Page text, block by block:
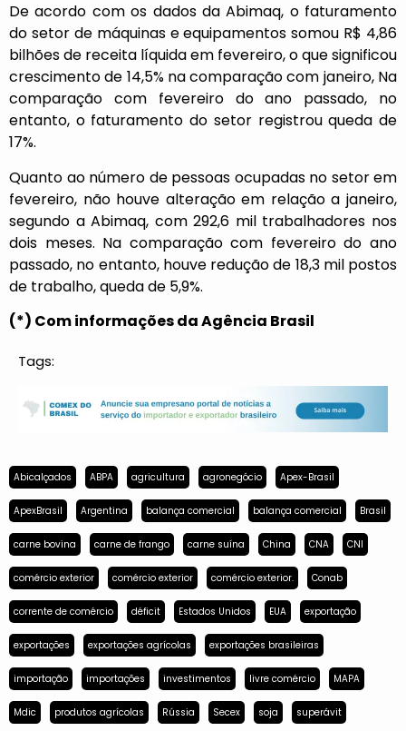
De acordo com os dados da Abimaq, o faturamento
do setor de máquinas e equipamentos somou R$ 4,86
bilhões de receita líquida em fevereiro, o que significou
crescimento de 14,5% na comparação com janeiro, Na
comparação com fevereiro do ano passado, no
entanto, o faturamento do setor registrou queda de
17%.
Quanto ao número de pessoas ocupadas no setor em
fevereiro, não houve alteração em relação a janeiro,
segundo a Abimaq, com 292,6 mil trabalhadores nos
dois meses. Na comparação com fevereiro do ano
passado, no entanto, houve redução de 18,3 mil postos
de trabalho, queda de 5,9%.
(*) Com informações da Agência Brasil
Tags:
Abicalçados ABPA agricultura agronegócio Apex-Brasil
ApexBrasil Argentina balança comercial balança comercial Brasil
carne bovina carne de frango carne suína China CNA CNI
comércio exterior comércio exterior comércio exterior. Conab
corrente de comércio déficit Estados Unidos EUA exportação
exportações exportações agrícolas exportações brasileiras
importação importações investimentos livre comércio MAPA
Mdic produtos agrícolas Rússia Secex soja superávit